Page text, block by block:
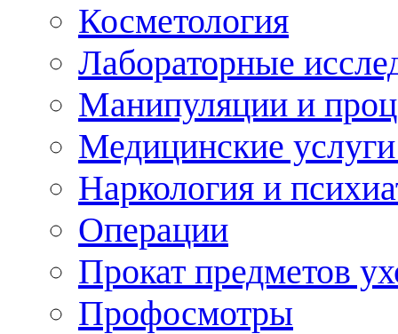
Косметология
Лабораторные
Манипуляции и
Медицинские
Наркология и
Операции
Прокат предметов
Профосмотры